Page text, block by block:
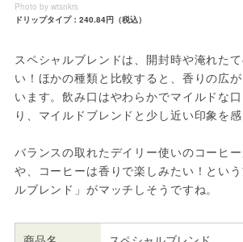
Photo by wtsnkrs
ドリップタイプ：240.84円（税込）
スペシャルブレンドは、開封時や淹れた
い！ほかの種類と比較すると、香りの広
います。飲み口はやわらかでマイルドな
り、マイルドブレンドと少し近い印象を感
バランスの取れたデイリー使いのコーヒ
や、コーヒーは香りで楽しみたい！とい
ルブレンド」がマッチしそうですね。